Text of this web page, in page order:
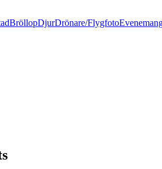
BröllopDjurDrönare/Flygfoto